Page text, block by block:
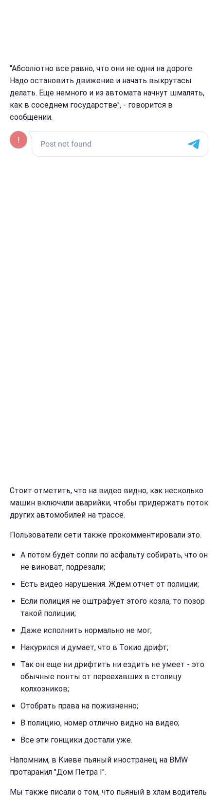
"Абсолютно все равно, что они не одни на дороге.
Надо остановить движение и начать выкрутасы
делать. Еще немного и из автомата начнут шмалять,
как в соседнем государстве", - говорится в
сообщении.
Стоит отметить, что на видео видно, как несколько
машин включили аварийки, чтобы придержать поток
других автомобилей на трассе.
Пользователи сети также прокомментировали это.
А потом будет сопли по асфальту собирать, что он
не виноват, подрезали;
Есть видео нарушения. Ждем отчет от полиции;
Если полиция не оштрафует этого козла, то позор
такой полиции;
Даже исполнить нормально не мог;
Накурился и думает, что в Токио дрифт;
Так он еще ни дрифтить ни ездить не умеет - это
обычные понты от переехавших в столицу
колхозников;
Отобрать права на пожизненно;
В полицию, номер отлично видно на видео;
Все эти гонщики достали уже.
Напомним, в Киеве пьяный иностранец на BMW
протаранил "Дом Петра І".
Мы также писали о том, что пьяный в хлам водитель